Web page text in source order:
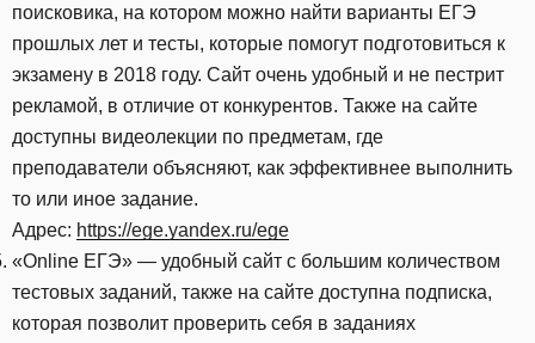
поисковика, на котором можно найти варианты ЕГЭ
прошлых лет и тесты, которые помогут подготовиться к
экзамену в 2018 году. Сайт очень удобный и не пестрит
рекламой, в отличие от конкурентов. Также на сайте
доступны видеолекции по предметам, где
преподаватели объясняют, как эффективнее выполнить
то или иное задание.
Адрес: https://ege.yandex.ru/ege
«Online ЕГЭ» — удобный сайт с большим количеством
тестовых заданий, также на сайте доступна подписка,
которая позволит проверить себя в заданиях